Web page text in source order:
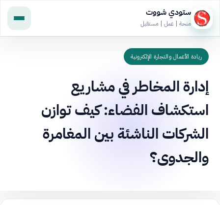
ستودي شووت
منحة | عمل | مستقبل
ريادة الأعمال والتجارة الإلكترونية
إدارة المخاطر في مشاريع
استكشاف الفضاء: كيف توازن
الشركات الناشئة بين المغامرة
والجدوى؟